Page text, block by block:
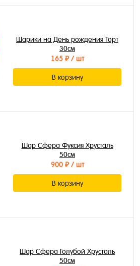
Шарики на День рождения Торт
30см
165 ₽/ шт
В корзину
Шар Сфера Фуксия Хрусталь
50см
900 ₽/ шт
В корзину
Шар Сфера Голубой Хрусталь
50см